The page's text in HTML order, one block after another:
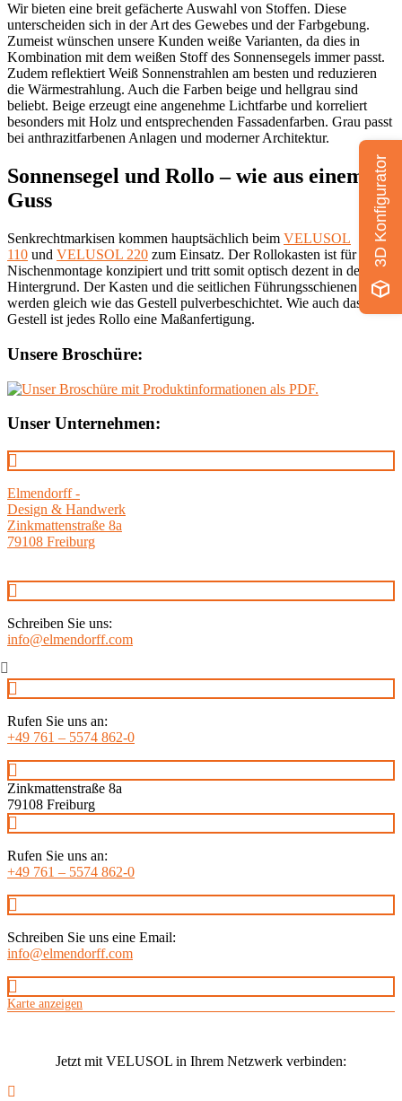
Wir bieten eine breit gefächerte Auswahl von Stoffen. Diese
unterscheiden sich in der Art des Gewebes und der Farbgebung.
Zumeist wünschen unsere Kunden weiße Varianten, da dies in
Kombination mit dem weißen Stoff des Sonnensegels immer passt.
Zudem reflektiert Weiß Sonnenstrahlen am besten und reduzieren
die Wärmestrahlung. Auch die Farben beige und hellgrau sind
beliebt. Beige erzeugt eine angenehme Lichtfarbe und korreliert
besonders mit Holz und entsprechenden Fassadenfarben. Grau passt
bei anthrazitfarbenen Anlagen und moderner Architektur.
Sonnensegel und Rollo – wie aus einem
Guss
Senkrechtmarkisen kommen hauptsächlich beim VELUSOL
110 und VELUSOL 220 zum Einsatz. Der Rollokasten ist für eine
Nischenmontage konzipiert und tritt somit optisch dezent in den
Hintergrund. Der Kasten und die seitlichen Führungsschienen
werden gleich wie das Gestell pulverbeschichtet. Wie auch das
Gestell ist jedes Rollo eine Maßanfertigung.
Unsere Broschüre:
Unser Unternehmen:
Elmendorff -
Design & Handwerk
Zinkmattenstraße 8a
79108 Freiburg
Schreiben Sie uns:
info@elmendorff.com
Rufen Sie uns an:
+49 761 – 5574 862-0
Zinkmattenstraße 8a
79108 Freiburg
Rufen Sie uns an:
+49 761 – 5574 862-0
Schreiben Sie uns eine Email:
info@elmendorff.com
Karte anzeigen
Jetzt mit VELUSOL in Ihrem Netzwerk verbinden:
3D Konfigurator